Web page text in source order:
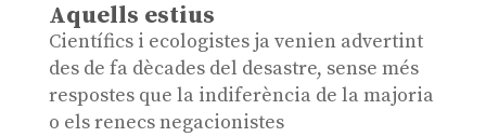
Aquells estius
Científics i ecologistes ja venien advertint
des de fa dècades del desastre, sense més
respostes que la indiferència de la majoria
o els renecs negacionistes